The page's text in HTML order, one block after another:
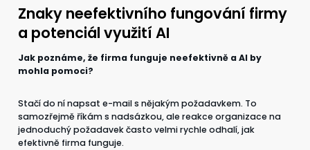
Znaky neefektivního fungování firmy
a potenciál využití AI
Jak poznáme, že firma funguje neefektivně a AI by
mohla pomoci?
Stačí do ní napsat e-mail s nějakým požadavkem. To
samozřejmě říkám s nadsázkou, ale reakce organizace na
jednoduchý požadavek často velmi rychle odhalí, jak
efektivně firma funguje.